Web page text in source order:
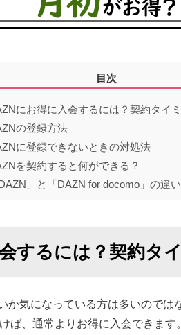
目次
にお得に入会するには？契約タイ
の登録方法
に登録できないときの対処法
を契約すると何ができる？
」と「DAZN for docomo」の違い
するには？契約タ
か気になっている方は多いのでは
ば、通常よりお得に入会できます。